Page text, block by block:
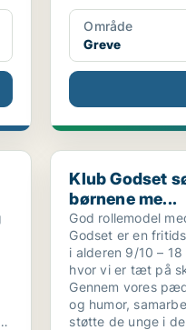
Område
Greve
Klub Godset søger
Klub Godset
børnene me...
God rollemodel
Godset er en
i alderen 9/10 –
hvor vi er tæt på
Gennem vores
og humor,
støtte de unge i